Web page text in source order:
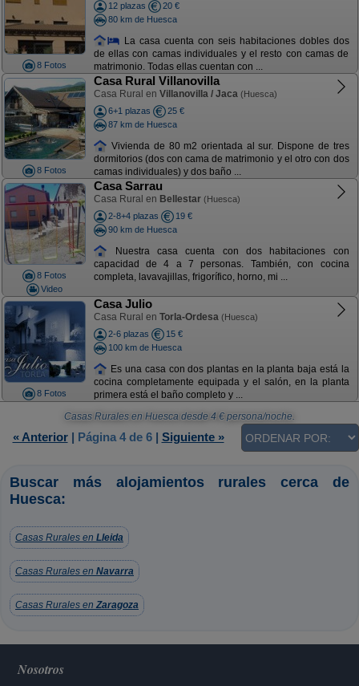
8 Fotos
12 plazas
20 €
80 km de Huesca
La casa cuenta con seis habitaciones dobles dos
de ellas con camas individuales y el resto con camas de
matrimonio. Todas ellas cuentan con ...
8 Fotos
Casa Rural Villanovilla
Casa Rural en Villanovilla / Jaca (Huesca)
6+1 plazas
25 €
87 km de Huesca
Vivienda de 80 m2 orientada al sur. Dispone de tres
dormitorios (dos con cama de matrimonio y el otro con dos
camas individuales) y dos baño ...
8 Fotos
Video
Casa Sarrau
Casa Rural en Bellestar (Huesca)
2-8+4 plazas
19 €
90 km de Huesca
Nuestra casa cuenta con dos habitaciones con
capacidad de 4 a 7 personas. También, con cocina
completa, lavavajillas, frigorífico, horno, mi ...
8 Fotos
Casa Julio
Casa Rural en Torla-Ordesa (Huesca)
2-6 plazas
15 €
100 km de Huesca
Es una casa con dos plantas en la planta baja está la
cocina completamente equipada y el salón, en la planta
primera está el baño completo y ...
Casas Rurales en Huesca desde 4 € persona/noche.
« Anterior| Página 4 de 6| Siguiente »
Buscar más alojamientos rurales cerca de
Huesca:
Casas Rurales en Lleida
Casas Rurales en Navarra
Casas Rurales en Zaragoza
Nosotros